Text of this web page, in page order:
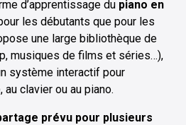
d’apprentissage du piano en
les débutants que pour les
une large bibliothèque de
musiques de films et séries…),
système interactif pour
clavier ou au piano.
prévu pour plusieurs